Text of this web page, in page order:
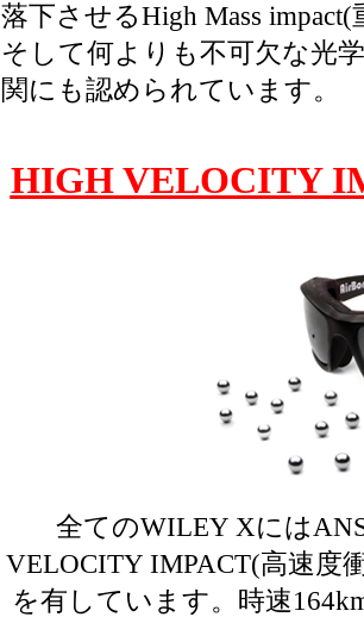
落下させるHigh Mass
そして何よりも不可欠な光
関にも認められています。
HIGH VELOCITY
全てのWILEY Xには
VELOCITY IMPACT(高速度
を有しています。時速